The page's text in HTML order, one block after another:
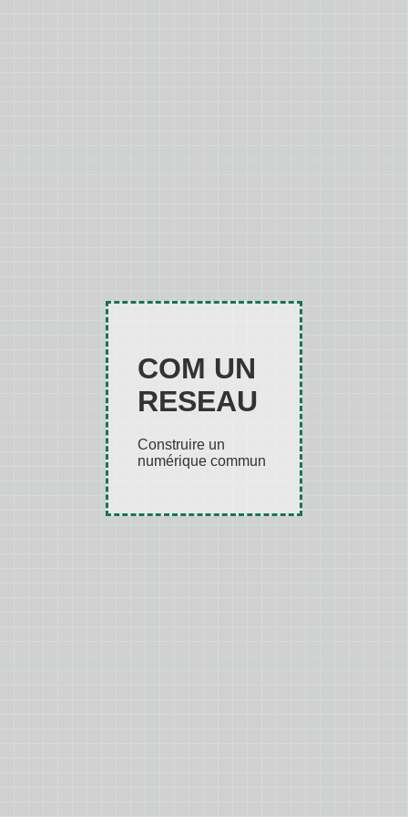
COM UN
RESEAU
Construire un
numérique commun